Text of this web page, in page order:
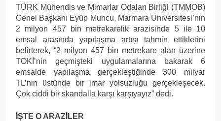
TÜRK Mühendis ve Mimarlar Odaları Birliği (TMMOB)
Genel Başkanı Eyüp Muhcu, Marmara Üniversitesi’nin
2 milyon 457 bin metrekarelik arazisinde 5 ile 10
emsal arasında yapılaşma artışı tahmin ettiklerini
belirterek, “2 milyon 457 bin metrekare alan üzerine
TOKİ’nin geçmişteki uygulamalarına bakarak 6
emsalde yapılaşma gerçekleştiğinde 300 milyar
TL’nin üstünde bir imar yolsuzluğu gerçekleşecek.
Çok ciddi bir skandalla karşı karşıyayız” dedi.
İŞTE O ARAZİLER